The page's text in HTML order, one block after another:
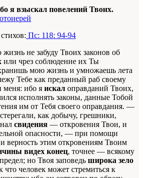
я взыскал повелений Твоих.
Пс: 118: 94-94
не забуду Твоих законов об
или чрез соблюдение их Ты
мою жизнь и умножаешь лета
Тебе как преданный раб своему
ибо я искал оправданий Твоих,
исполнять законы, данные Тобой
им от Тебя своего оправдания. —
как добычу, грешники,
свидения — откровения Твои, и
опасности, — при помощи
верность этим откровениям Твоим
видех конец, точнее — всякому
но Твоя заповедь широка зело
человек может стремиться к